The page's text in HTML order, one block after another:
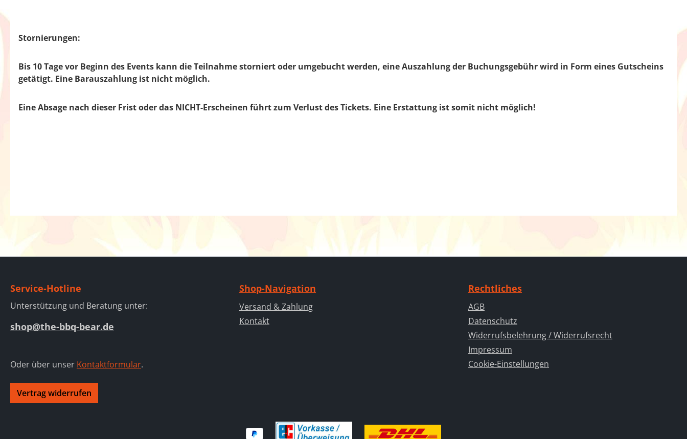
Stornierungen:
Bis 10 Tage vor Beginn des Events kann die Teilnahme storniert oder umgebucht werden, eine Auszahlung der Buchungsgebühr wird in Form eines Gutscheins
getätigt. Eine Barauszahlung ist nicht möglich.
Eine Absage nach dieser Frist oder das NICHT-Erscheinen führt zum Verlust des Tickets. Eine Erstattung ist somit nicht möglich!
Service-Hotline
Unterstützung und Beratung unter:
shop@the-bbq-bear.de
Oder über unser Kontaktformular.
Vertrag widerrufen
Shop-Navigation
Versand & Zahlung
Kontakt
Rechtliches
AGB
Datenschutz
Widerrufsbelehrung / Widerrufsrecht
Impressum
Cookie-Einstellungen